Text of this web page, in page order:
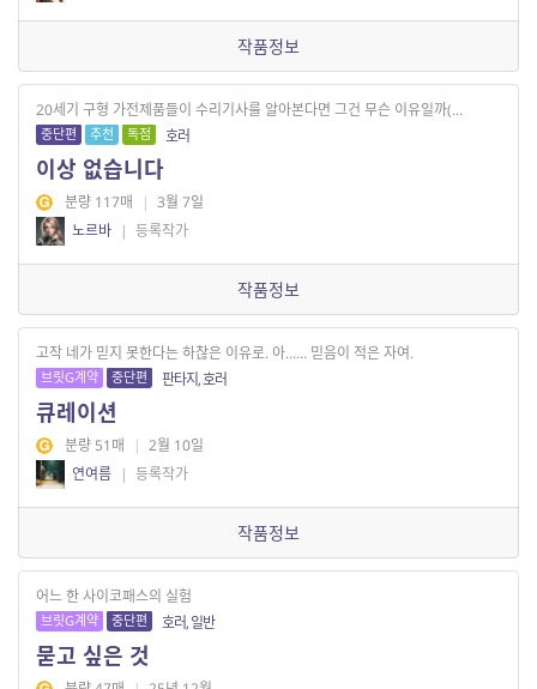
작품정보
20세기 구형 가전제품들이 수리기사를 알아본다면 그건 무슨 이유일까(...
중단편 추천 독점 호러
이상 없습니다
분량 117매 | 3월 7일
노르바 | 등록작가
작품정보
고작 네가 믿지 못한다는 하찮은 이유로. 아…… 믿음이 적은 자여.
브릿G계약 중단편 판타지, 호러
큐레이션
분량 51매 | 2월 10일
연여름 | 등록작가
작품정보
어느 한 사이코패스의 실험
브릿G계약 중단편 호러, 일반
묻고 싶은 것